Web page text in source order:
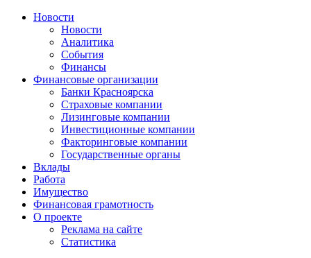
Новости
Новости
Аналитика
События
Финансы
Финансовые организации
Банки Красноярска
Страховые компании
Лизинговые компании
Инвестиционные компании
Факторинговые компании
Государственные органы
Вклады
Работа
Имущество
Финансовая грамотность
О проекте
Реклама на сайте
Статистика